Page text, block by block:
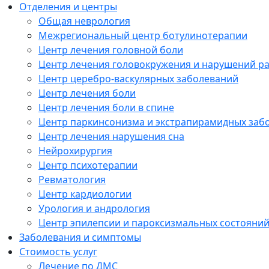
Отделения и центры
Общая неврология
Межрегиональный центр ботулинотерапии
Центр лечения головной боли
Центр лечения головокружения и нарушений
Центр церебро-васкулярных заболеваний
Центр лечения боли
Центр лечения боли в спине
Центр паркинсонизма и экстрапирамидных
Центр лечения нарушения сна
Нейрохирургия
Центр психотерапии
Ревматология
Центр кардиологии
Урология и андрология
Центр эпилепсии и пароксизмальных состояний
Заболевания и симптомы
Стоимость услуг
Лечение по ДМС